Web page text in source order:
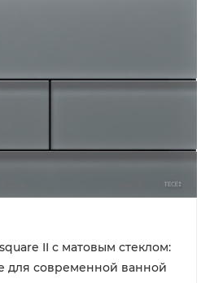
II с матовым стеклом:
для современной ванной